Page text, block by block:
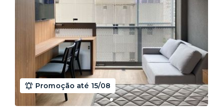
Promoção até 15/08